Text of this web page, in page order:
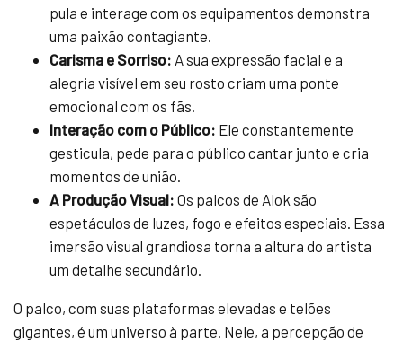
pula e interage com os equipamentos demonstra
uma paixão contagiante.
Carisma e Sorriso: A sua expressão facial e a
alegria visível em seu rosto criam uma ponte
emocional com os fãs.
Interação com o Público: Ele constantemente
gesticula, pede para o público cantar junto e cria
momentos de união.
A Produção Visual: Os palcos de Alok são
espetáculos de luzes, fogo e efeitos especiais. Essa
imersão visual grandiosa torna a altura do artista
um detalhe secundário.
O palco, com suas plataformas elevadas e telões
gigantes, é um universo à parte. Nele, a percepção de